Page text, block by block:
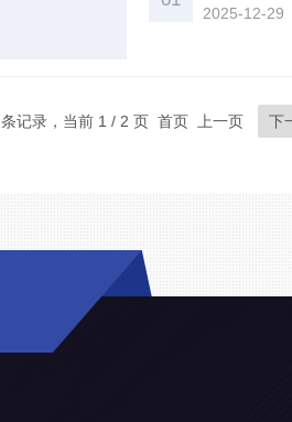
2025-12-29
记录，当前 1 / 2 页 首页 上一页 下